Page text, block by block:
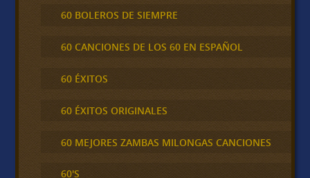
60 BOLEROS DE SIEMPRE
60 CANCIONES DE LOS 60 EN ESPAÑOL
60 ÉXITOS
60 ÉXITOS ORIGINALES
60 MEJORES ZAMBAS MILONGAS CANCIONES
60'S